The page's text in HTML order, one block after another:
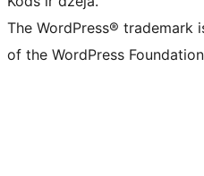
The WordPress®
of the WordPress